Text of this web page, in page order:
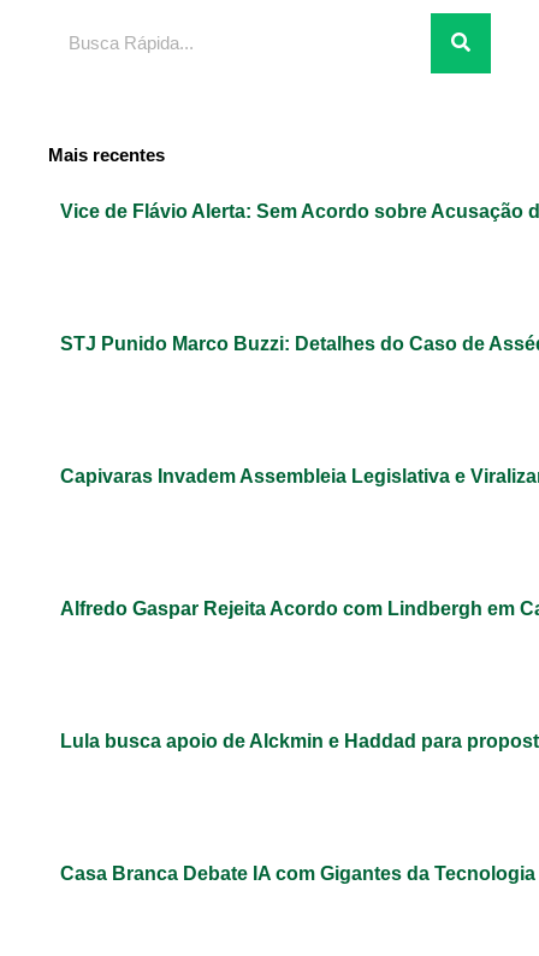
Mais recentes
Vice de Flávio Alerta: Sem Acordo sobre Acusação
STJ Punido Marco Buzzi: Detalhes do Caso de
Capivaras Invadem Assembleia Legislativa e
Alfredo Gaspar Rejeita Acordo com Lindbergh em
Lula busca apoio de Alckmin e Haddad para
Casa Branca Debate IA com Gigantes da